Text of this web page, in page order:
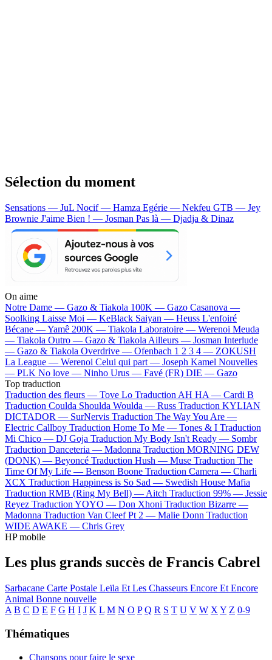
Sélection du moment
Sensations — JuL Nocif — Hamza Egérie — Nekfeu GTB — Jey
Brownie J'aime Bien ! — Josman Pas là — Djadja & Dinaz
On aime
Notre Dame — Gazo & Tiakola 100K — Gazo Casanova —
Soolking Laisse Moi — KeBlack Saiyan — Heuss L'enfoiré
Bécane —Yamê 200K — Tiakola Laboratoire — Werenoi Meuda
— Tiakola Outro — Gazo & Tiakola Ailleurs — Josman Interlude
— Gazo & Tiakola Overdrive — Ofenbach 1 2 3 4 — ZOKUSH
La League — Werenoi Celui qui part — Joseph Kamel Nouvelles
— PLK No love — Ninho Urus — Favé (FR) DIE — Gazo
Top traduction
Traduction des fleurs — Tove Lo Traduction AH HA — Cardi B
Traduction Coulda Shoulda Woulda — Russ Traduction KYLIAN
DICTADOR — SurNervis Traduction The Way You Are —
Electric Callboy Traduction Home To Me — Tones & I Traduction
Mi Chico — DJ Goja Traduction My Body Isn't Ready — Sombr
Traduction Danceteria — Madonna Traduction MORNING DEW
(DONK) — Beyoncé Traduction Hush — Muse Traduction The
Time Of My Life — Benson Boone Traduction Camera — Charli
XCX Traduction Happiness is So Sad — Swedish House Mafia
Traduction RMB (Ring My Bell) — Aitch Traduction 99% — Jessie
Reyez Traduction YOYO — Don Xhoni Traduction Bizarre —
Madonna Traduction Van Cleef Pt 2 — Malie Donn Traduction
WIDE AWAKE — Chris Grey
HP mobile
Les plus grands succès de Francis Cabrel
Sarbacane Carte Postale Leïla Et Les Chasseurs Encore Et Encore
Animal Bonne nouvelle
A B C D E F G H I J K L M N O P Q R S T U V W X Y Z 0-9
Thématiques
Chansons pour faire le sexe